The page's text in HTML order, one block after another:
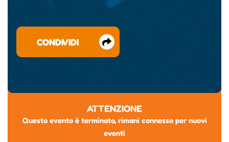
CONDIVIDI
ATTENZIONE
Questo evento è terminato, rimani connesso per nuovi
eventi